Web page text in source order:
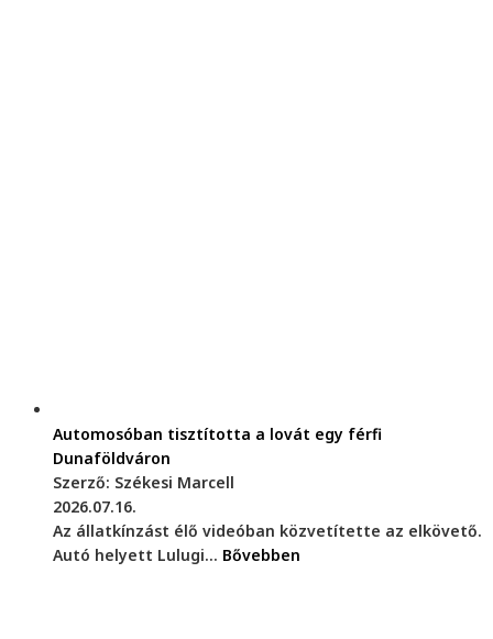
Automosóban tisztította a lovát egy férfi
Dunaföldváron
Szerző: Székesi Marcell
2026.07.16.
Az állatkínzást élő videóban közvetítette az elkövető.
Autó helyett Lulugi... Bővebben